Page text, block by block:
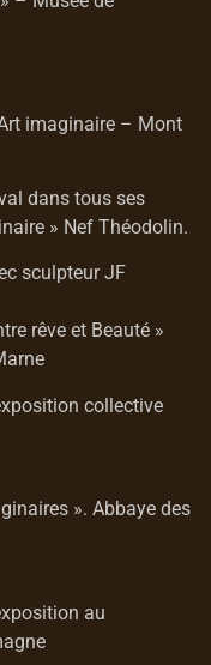
imaginaire – Mont
dans tous ses
» Nef Théodolin.
sculpteur JF
rêve et Beauté »
collective
». Abbaye des
au